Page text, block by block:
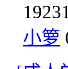
19
小箩